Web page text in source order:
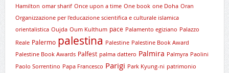
Hamilton omar sharif Once upon a time One book one Doha Oran
Organizzazione per l'educazione scientifica e culturale islamica
orientalistica Oujda Oum Kulthum pace Palamento egiziano Palazzo
Reale Palermo palestina Palestine Palestine Book Award
Palestine Book Awards Palfest palma dattero Palmira Palmyra Paolini
Paolo Sorrentino Papa Francesco Parigi Park Kyung-ni patrimonio